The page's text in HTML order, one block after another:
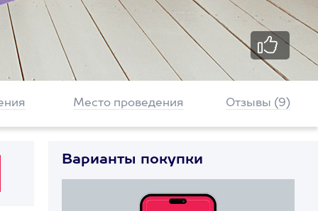
Место проведения Отзывы (9)
Варианты покупки